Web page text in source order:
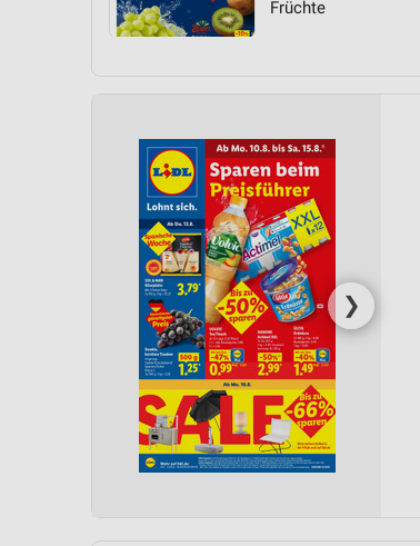
Früchte
❯